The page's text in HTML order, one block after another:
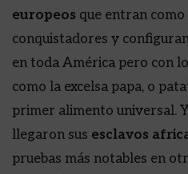
europeos que entran
conquistadores y
en toda América pero con
como la excelsa papa, o
primer alimento universal.
llegaron sus esclavos
pruebas más notables en